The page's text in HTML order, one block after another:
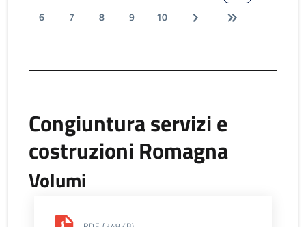
6
7 8 9 10
Congiuntura servizi e
costruzioni Romagna
Volumi